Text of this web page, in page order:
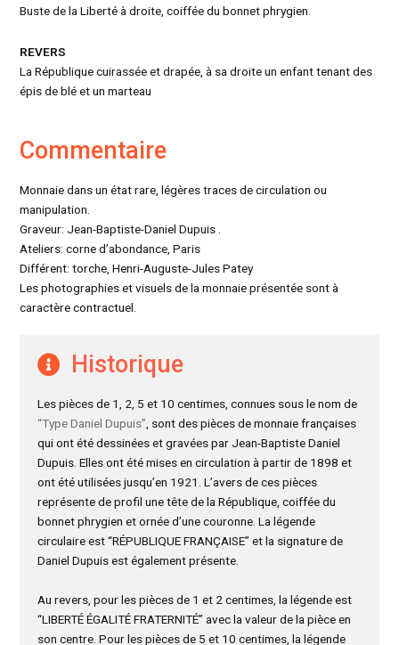
Buste de la Liberté à droite, coiffée du bonnet phrygien.
REVERS
La République cuirassée et drapée, à sa droite un enfant tenant des
épis de blé et un marteau
Commentaire
Monnaie dans un état rare, légères traces de circulation ou
manipulation.
Graveur: Jean-Baptiste-Daniel Dupuis .
Ateliers: corne d’abondance, Paris
Différent: torche, Henri-Auguste-Jules Patey
Les photographies et visuels de la monnaie présentée sont à
caractère contractuel.
Historique
Les pièces de 1, 2, 5 et 10 centimes, connues sous le nom de
“Type Daniel Dupuis” , sont des pièces de monnaie françaises
qui ont été dessinées et gravées par Jean-Baptiste Daniel
Dupuis. Elles ont été mises en circulation à partir de 1898 et
ont été utilisées jusqu’en 1921. L’avers de ces pièces
représente de profil une tête de la République, coiffée du
bonnet phrygien et ornée d’une couronne. La légende
circulaire est “RÉPUBLIQUE FRANÇAISE” et la signature de
Daniel Dupuis est également présente.
Au revers, pour les pièces de 1 et 2 centimes, la légende est
“LIBERTÉ ÉGALITÉ FRATERNITÉ” avec la valeur de la pièce en
son centre. Pour les pièces de 5 et 10 centimes, la légende